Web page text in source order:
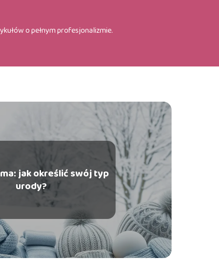
o pełnym profesjonalizmie.
jak określić swój typ
urody?